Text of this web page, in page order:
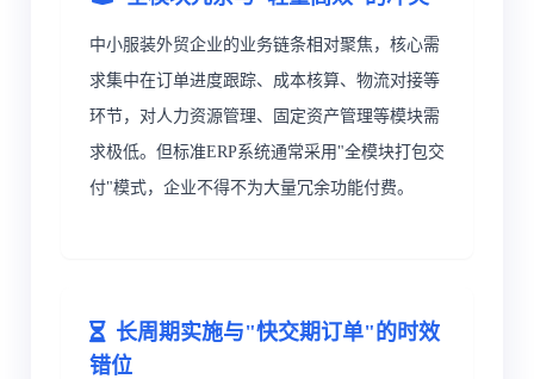
中小服装外贸企业的业务链条相对聚焦，核心需
求集中在订单进度跟踪、成本核算、物流对接等
环节，对人力资源管理、固定资产管理等模块需
求极低。但标准ERP系统通常采用"全模块打包交
付"模式，企业不得不为大量冗余功能付费。
长周期实施与"快交期订单"的时效
错位